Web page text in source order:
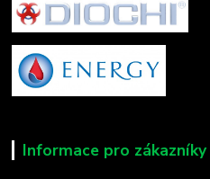
Informace pro zákazníky